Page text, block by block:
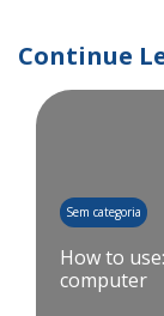
Continue
Sem categoria
How to
computer